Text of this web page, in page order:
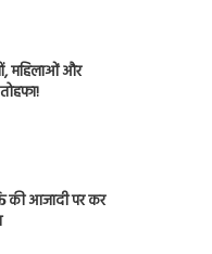
महिलाओं और
की आजादी पर कर